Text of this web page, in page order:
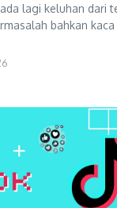
lagi keluhan dari
bahkan